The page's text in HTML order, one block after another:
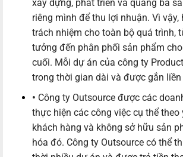
xây dựng, phát triển và quảng bá
riêng mình để thu lợi nhuận. Vì vậy,
trách nhiệm cho toàn bộ quá trình,
tưởng đến phân phối sản phẩm
cuối. Mỗi dự án của công ty
trong thời gian dài và được gắn liền
• Công ty Outsource được các
thực hiện các công việc cụ thể theo
khách hàng và không sở hữu sản
hóa đó. Công ty Outsource có thể